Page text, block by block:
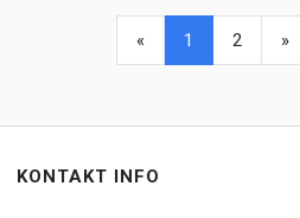
« 1 2 »
KONTAKT INFO